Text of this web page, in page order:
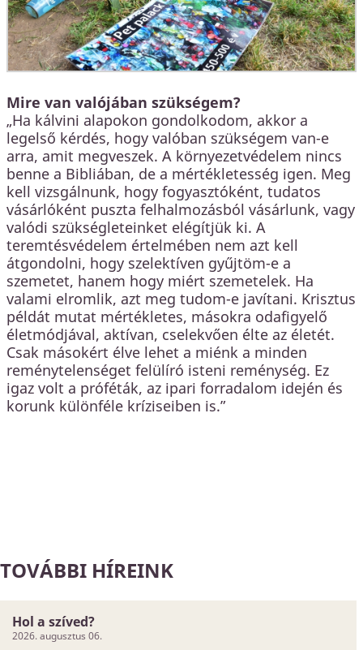
Mire van valójában szükségem?
„Ha kálvini alapokon gondolkodom, akkor a
legelső kérdés, hogy valóban szükségem van-e
arra, amit megveszek. A környezetvédelem nincs
benne a Bibliában, de a mértékletesség igen. Meg
kell vizsgálnunk, hogy fogyasztóként, tudatos
vásárlóként puszta felhalmozásból vásárlunk, vagy
valódi szükségleteinket elégítjük ki. A
teremtésvédelem értelmében nem azt kell
átgondolni, hogy szelektíven gyűjtöm-e a
szemetet, hanem hogy miért szemetelek. Ha
valami elromlik, azt meg tudom-e javítani. Krisztus
példát mutat mértékletes, másokra odafigyelő
életmódjával, aktívan, cselekvően élte az életét.
Csak másokért élve lehet a miénk a minden
reménytelenséget felülíró isteni reménység. Ez
igaz volt a próféták, az ipari forradalom idején és
korunk különféle kríziseiben is.”
TOVÁBBI HÍREINK
Hol a szíved?
2026. augusztus 06.